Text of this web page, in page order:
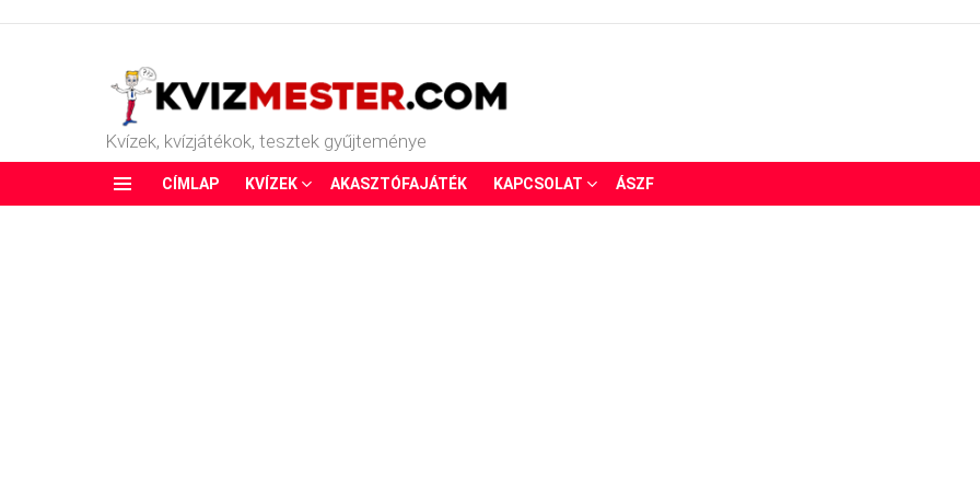
Kvízek, kvízjátékok, tesztek gyűjteménye
CÍMLAP KVÍZEK AKASZTÓFAJÁTÉK KAPCSOLAT ÁSZF